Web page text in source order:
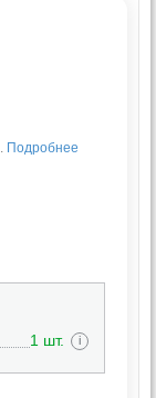
Подробнее
1 шт. i